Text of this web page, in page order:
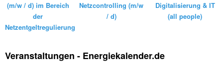
(m/w / d) im Bereich
der
Netzentgeltregulierung
Netzcontrolling (m/w
/ d)
Digitalisierung & IT
(all people)
Veranstaltungen - Energiekalender.de